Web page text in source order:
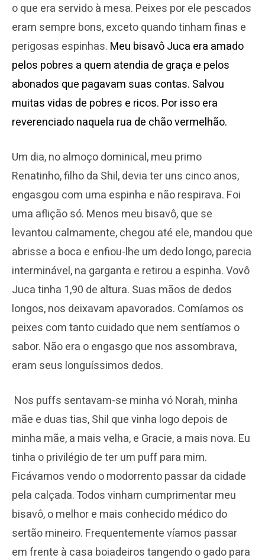
o que era servido à mesa. Peixes por ele pescados
eram sempre bons, exceto quando tinham finas e
perigosas espinhas. Meu bisavô Juca era amado
pelos pobres a quem atendia de graça e pelos
abonados que pagavam suas contas. Salvou
muitas vidas de pobres e ricos. Por isso era
reverenciado naquela rua de chão vermelhão.
Um dia, no almoço dominical, meu primo
Renatinho, filho da Shil, devia ter uns cinco anos,
engasgou com uma espinha e não respirava. Foi
uma aflição só. Menos meu bisavô, que se
levantou calmamente, chegou até ele, mandou que
abrisse a boca e enfiou-lhe um dedo longo, parecia
interminável, na garganta e retirou a espinha. Vovô
Juca tinha 1,90 de altura. Suas mãos de dedos
longos, nos deixavam apavorados. Comíamos os
peixes com tanto cuidado que nem sentíamos o
sabor. Não era o engasgo que nos assombrava,
eram seus longuíssimos dedos.
Nos puffs sentavam-se minha vó Norah, minha
mãe e duas tias, Shil que vinha logo depois de
minha mãe, a mais velha, e Gracie, a mais nova. Eu
tinha o privilégio de ter um puff para mim.
Ficávamos vendo o modorrento passar da cidade
pela calçada. Todos vinham cumprimentar meu
bisavô, o melhor e mais conhecido médico do
sertão mineiro. Frequentemente víamos passar
em frente à casa boiadeiros tangendo o gado para